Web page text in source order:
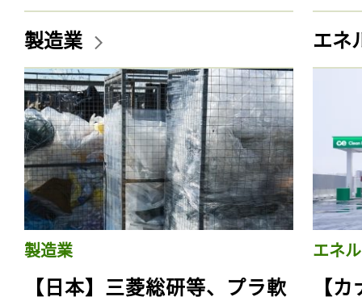
製造業
製造業
【日本】三菱総研等、プラ軟
エネ
エネ
【